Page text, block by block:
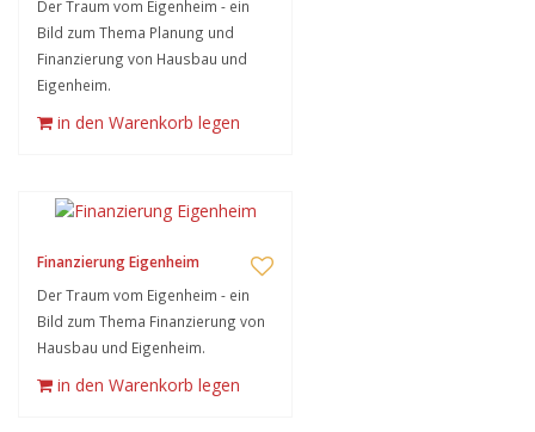
Der Traum vom Eigenheim - ein
Bild zum Thema Planung und
Finanzierung von Hausbau und
Eigenheim.
in den Warenkorb legen
Finanzierung Eigenheim
Der Traum vom Eigenheim - ein
Bild zum Thema Finanzierung von
Hausbau und Eigenheim.
in den Warenkorb legen